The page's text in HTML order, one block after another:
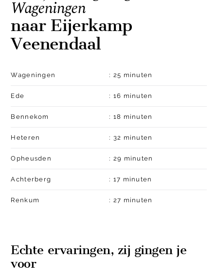
Wageningen
naar Eijerkamp
Veenendaal
Wageningen : 25 minuten
Ede : 16 minuten
Bennekom : 18 minuten
Heteren : 32 minuten
Opheusden : 29 minuten
Achterberg : 17 minuten
Renkum : 27 minuten
Echte ervaringen, zij gingen je
voor